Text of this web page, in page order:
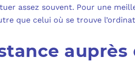
assez souvent. Pour une
que celui où se trouve
auprès